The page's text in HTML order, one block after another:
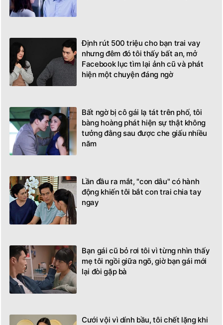
Định rút 500 triệu cho bạn trai vay
nhưng đêm đó tôi thấy bất an, mở
Facebook lục tìm lại ảnh cũ và phát
hiện một chuyện đáng ngờ
Bất ngờ bị cô gái lạ tát trên phố, tôi
bàng hoàng phát hiện sự thật không
tưởng đằng sau được che giấu nhiều
năm
Lần đầu ra mắt, "con dâu" có hành
động khiến tôi bắt con trai chia tay
ngay
Bạn gái cũ bỏ rơi tôi vì từng nhìn thấy
mẹ tôi ngồi giữa ngõ, giờ bạn gái mới
lại đòi gặp bà
Cưới vội vì dính bầu, tôi chết lặng khi